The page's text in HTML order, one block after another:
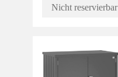
Nicht reservierbar